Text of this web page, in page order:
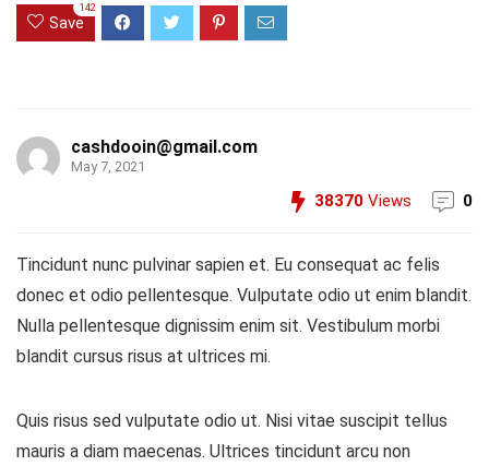
Save
142
cashdooin@gmail.com
May 7, 2021
38370 Views 0
Tincidunt nunc pulvinar sapien et. Eu consequat ac felis
donec et odio pellentesque. Vulputate odio ut enim blandit.
Nulla pellentesque dignissim enim sit. Vestibulum morbi
blandit cursus risus at ultrices mi.
Quis risus sed vulputate odio ut. Nisi vitae suscipit tellus
mauris a diam maecenas. Ultrices tincidunt arcu non